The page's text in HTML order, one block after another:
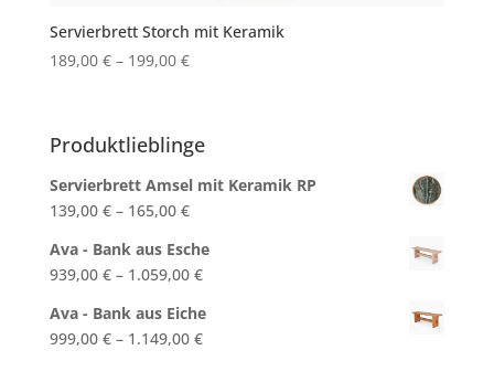
Servierbrett Storch mit Keramik
189,00 €– 199,00 €
Produktlieblinge
Servierbrett Amsel mit Keramik RP
139,00 €– 165,00 €
Ava - Bank aus Esche
939,00 €– 1.059,00 €
Ava - Bank aus Eiche
999,00 €– 1.149,00 €